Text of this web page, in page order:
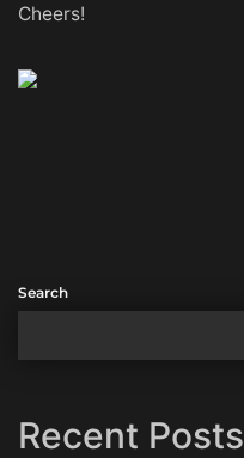
Cheers!
Search
Recent Posts